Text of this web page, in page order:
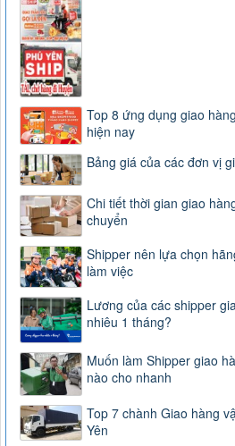
Top 8 ứng dụng giao
hiện nay
Bảng giá của các đơn vị
Chi tiết thời gian giao
chuyển
Shipper nên lựa chọn
làm việc
Lương của các shipper
nhiêu 1 tháng?
Muốn làm Shipper giao
nào cho nhanh
Top 7 chành Giao hàng
Yên